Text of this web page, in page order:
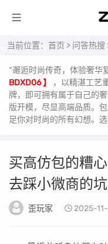
当前位置： 首页 > 问答热搜
“邂逅时尚传奇，体验奢华
BDXD06 】
，以精湛工艺
牌，即可拥有属于自己的
版开模，尽显高端品质。
足你对时尚的所有幻想。
买高仿包的糟
去踩小微商的坑
歪玩家 2025-